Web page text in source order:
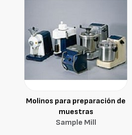
Molinos para preparación de
muestras
Sample Mill